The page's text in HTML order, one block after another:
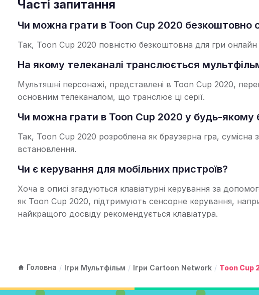
Часті запитання
Чи можна грати в Toon Cup 2020 безкоштовно
Так, Toon Cup 2020 повністю безкоштовна для гри
На якому телеканалі транслюється
Мультяшні персонажі, представлені в Toon Cup 2020,
основним телеканалом, що транслює ці серії.
Чи можна грати в Toon Cup 2020 у будь-якому
Так, Toon Cup 2020 розроблена як браузерна гра, сумісна
встановлення.
Чи є керування для мобільних пристроїв?
Хоча в описі згадуються клавіатурні керування за
як Toon Cup 2020, підтримують сенсорне керування,
найкращого досвіду рекомендується клавіатура.
Головна / Ігри Мультфільм / Ігри Cartoon Network / Toon Cup